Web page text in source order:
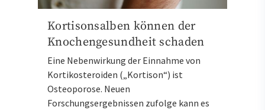
Kortisonsalben können der
Knochengesundheit schaden
Eine Nebenwirkung der Einnahme von
Kortikosteroiden („Kortison“) ist
Osteoporose. Neuen
Forschungsergebnissen zufolge kann es